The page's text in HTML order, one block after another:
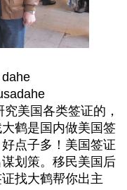
美国各类签证的，
鹤是国内做美国签
点子多！美国签证
划策。移民美国后
找大鹤帮你出主